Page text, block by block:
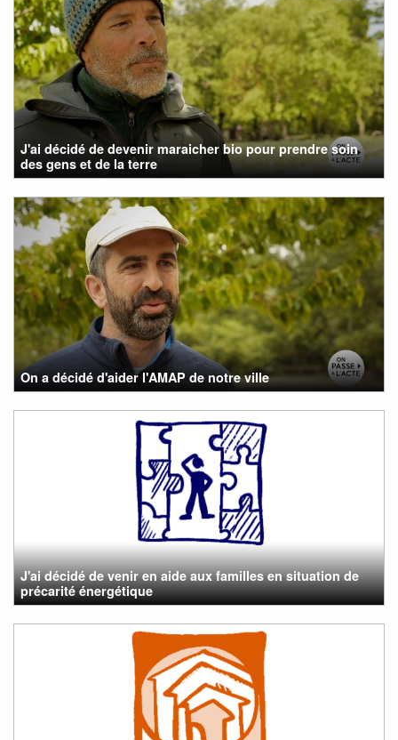
J'ai décidé de devenir maraicher bio pour prendre soin
des gens et de la terre
On a décidé d'aider l'AMAP de notre ville
J'ai décidé de venir en aide aux familles en situation de
précarité énergétique